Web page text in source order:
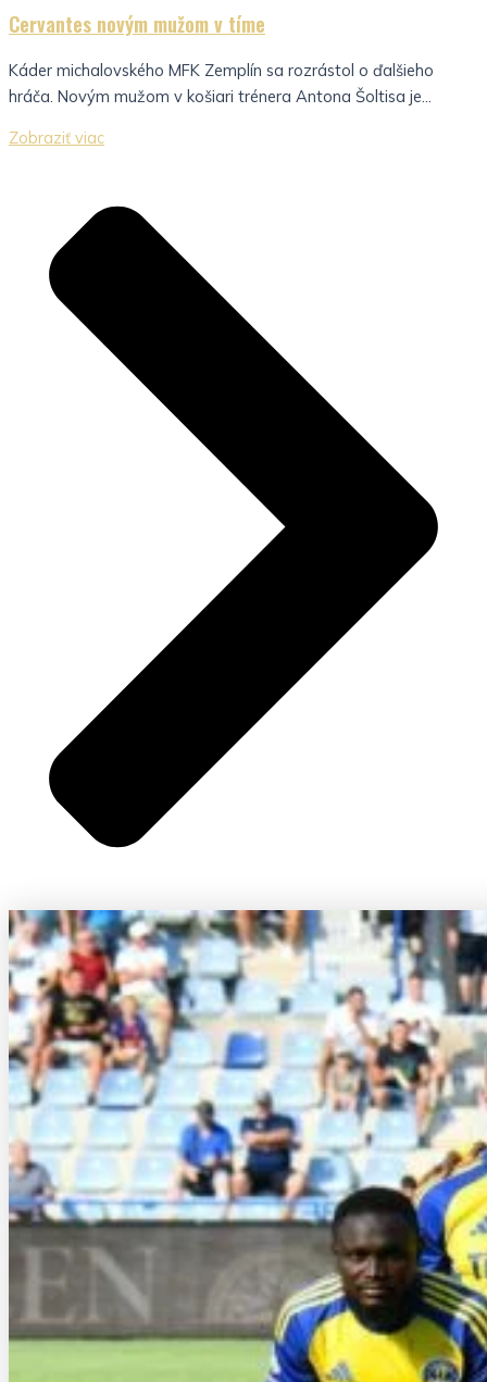
Cervantes novým mužom v tíme
Káder michalovského MFK Zemplín sa rozrástol o ďalšieho
hráča. Novým mužom v košiari trénera Antona Šoltisa je...
Zobraziť viac